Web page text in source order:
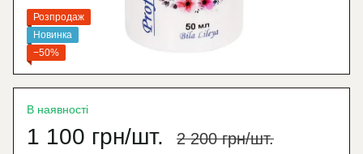
Розпродаж
Новинка
−50%
В наявності
1 100 грн/шт. 2 200 грн/шт.